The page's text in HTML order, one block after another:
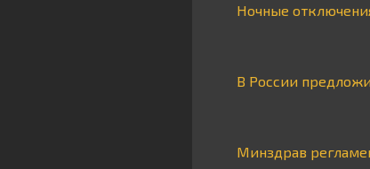
Ночные
В России
Минздрав